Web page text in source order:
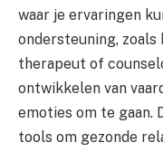
waar je ervaringen
ondersteuning, zoals
therapeut of
ontwikkelen van
emoties om te gaan.
tools om gezonde